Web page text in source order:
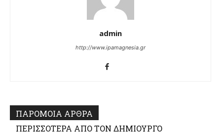
admin
http://www.ipamagnesia.gr
ΠΑΡΟΜΟΙΑ ΑΡΘΡΑ
ΠΕΡΙΣΣΟΤΕΡΑ ΑΠΟ ΤΟΝ ΔΗΜΙΟΥΡΓΟ